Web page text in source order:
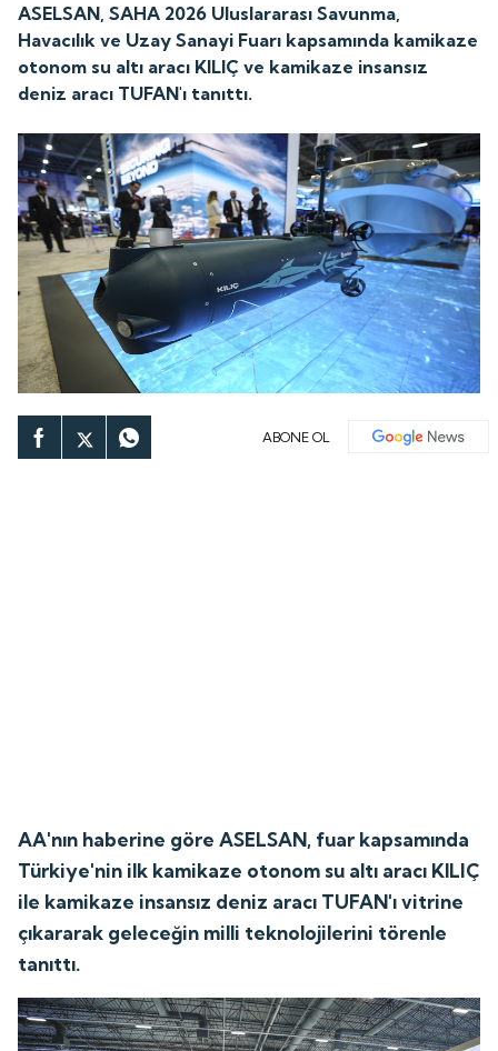
ASELSAN, SAHA 2026 Uluslararası Savunma,
Havacılık ve Uzay Sanayi Fuarı kapsamında kamikaze
otonom su altı aracı KILIÇ ve kamikaze insansız
deniz aracı TUFAN'ı tanıttı.
ABONE OL
AA'nın haberine göre ASELSAN, fuar kapsamında
Türkiye'nin ilk kamikaze otonom su altı aracı KILIÇ
ile kamikaze insansız deniz aracı TUFAN'ı vitrine
çıkararak geleceğin milli teknolojilerini törenle
tanıttı.